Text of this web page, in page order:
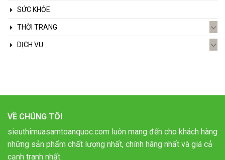
SỨC KHỎE
THỜI TRANG
DỊCH VỤ
VỀ CHÚNG TÔI
sieuthimuasamtoanquoc.com luôn mang đến cho khách hàng
những sản phẩm chất lượng nhất, chính hãng nhất và giá cả
cạnh tranh nhất.